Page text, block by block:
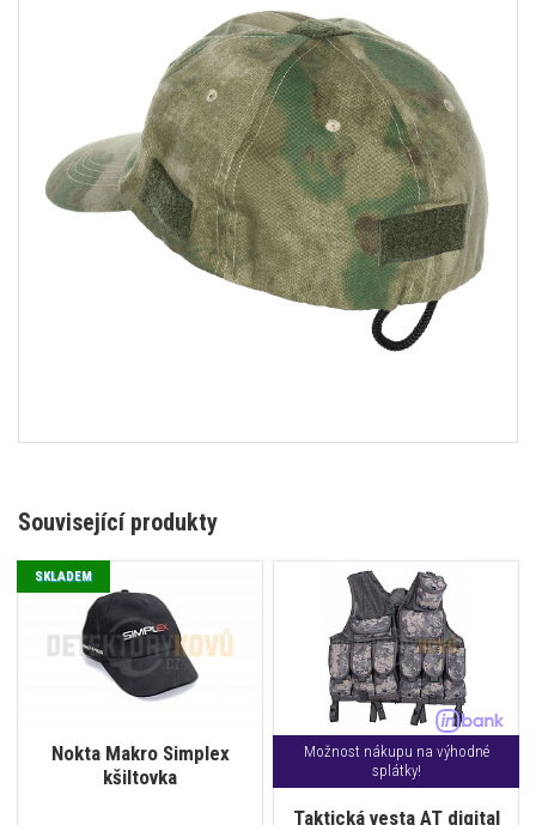
Související produkty
Nokta Makro Simplex
kšiltovka
SKLADEM
Možnost nákupu na výhodné
splátky!
Taktická vesta AT digital